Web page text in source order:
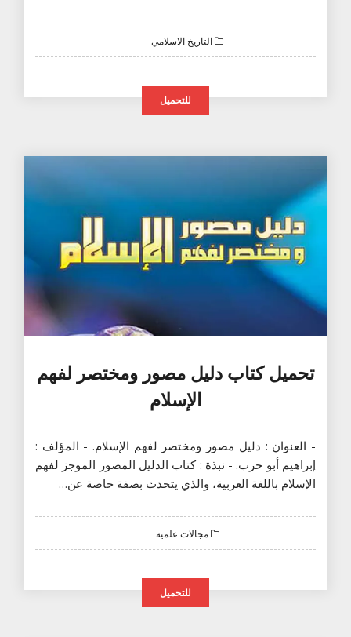
التاريخ الاسلامي
للتحميل
تحميل كتاب دليل مصور ومختصر لفهم
الإسلام
- العنوان : دليل مصور ومختصر لفهم الإسلام. - المؤلف :
إبراهيم أبو حرب. - نبذة : كتاب الدليل المصور الموجز لفهم
الإسلام باللغة العربية، والذي يتحدث بصفة خاصة عن…
مجالات علمية
للتحميل